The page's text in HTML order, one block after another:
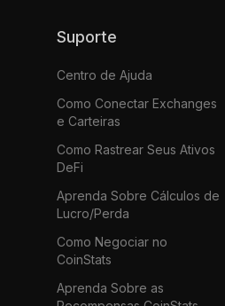
Suporte
Centro de Ajuda
Como Conectar Exchanges
e Carteiras
Como Rastrear Seus Ativos
DeFi
Aprenda Sobre Cálculos de
Lucro/Perda
Como Negociar no
CoinStats
Aprenda Sobre as